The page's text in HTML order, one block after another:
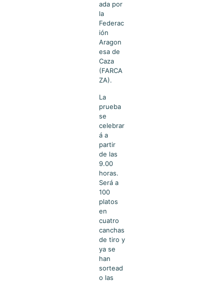
ada por
la
Federac
ión
Aragon
esa de
Caza
(FARCA
ZA).
La
prueba
se
celebrar
á a
partir
de las
9.00
horas.
Será a
100
platos
en
cuatro
canchas
de tiro y
ya se
han
sortead
o las